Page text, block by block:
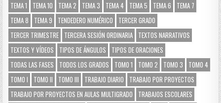
TEMA 1
TEMA 10 TEMA 2 TEMA 3 TEMA 4 TEMA 5 TEMA 6
TEMA 7
TEMA 8
TEMA 9 TENDEDERO NUMÉRICO
TERCER GRADO
TERCER TRIMESTRE TERCERA SESIÓN ORDINARIA TEXTOS NARRATIVOS
TEXTOS Y VÍDEOS
TIPOS DE ÁNGULOS
TIPOS DE ORACIONES
TODAS LAS FASES
TODOS LOS GRADOS TOMO 1 TOMO 2 TOMO 3
TOMO 4
TOMO I
TOMO II TOMO III TRABAJO DIARIO
TRABAJO POR PROYECTOS
TRABAJO POR PROYECTOS EN AULAS MULTIGRADO
TRABAJOS ESCOLARES